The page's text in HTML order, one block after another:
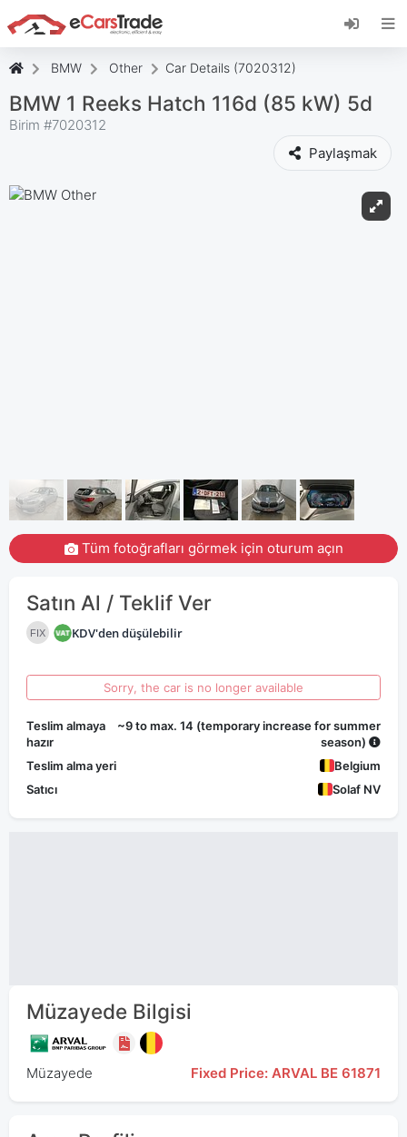
eCarsTrade web uygulamasını yükleyin, Ana
Ekranınıza ekleyin ve anında güncellemeler alın.
Düzenlemek
İptal etmek
BMW Other Car Details (7020312)
BMW 1 Reeks Hatch 116d (85 kW) 5d
Birim #7020312
Paylaşmak
Tüm fotoğrafları görmek için oturum açın
Satın Al / Teklif Ver
FIX KDV'den düşülebilir
Sorry, the car is no longer available
Teslim almaya
hazır
~9 to max. 14 (temporary increase for summer
season)
Teslim alma yeri
Belgium
Satıcı
Solaf NV
Müzayede Bilgisi
Müzayede Fixed Price: ARVAL BE 61871